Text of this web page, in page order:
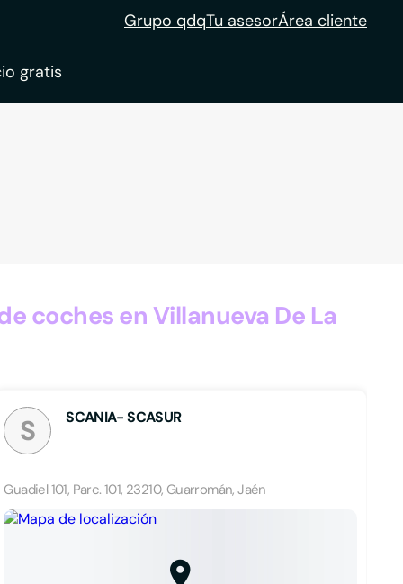
Grupo qdqTu asesorÁrea cliente
gratis
coches en Villanueva De La
S SCANIA- SCASUR
Guadiel 101, Parc. 101, 23210, Guarromán, Jaén